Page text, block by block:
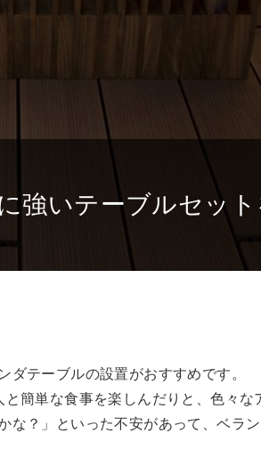
強いテーブルセッ
テーブルの設置がおすすめです。
簡単な食事を楽しんだりと、色々な
？」といった不安があって、ベラ